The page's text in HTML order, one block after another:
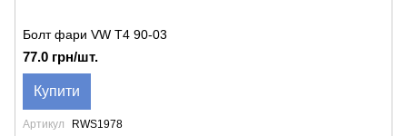
Болт фари VW T4 90-03
77.0 грн/шт.
Купити
Артикул
RWS1978